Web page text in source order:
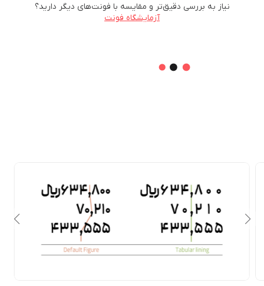
نیاز به بررسی دقیق‌تر و مقایسه با فونت‌های دیگر دارید؟
آزمایشگاه فونت